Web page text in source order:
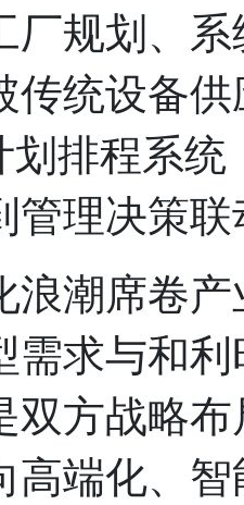
厂规划、
传统设备
划排程系
管理决策
浪潮席卷
需求与和
双方战略
高端化、